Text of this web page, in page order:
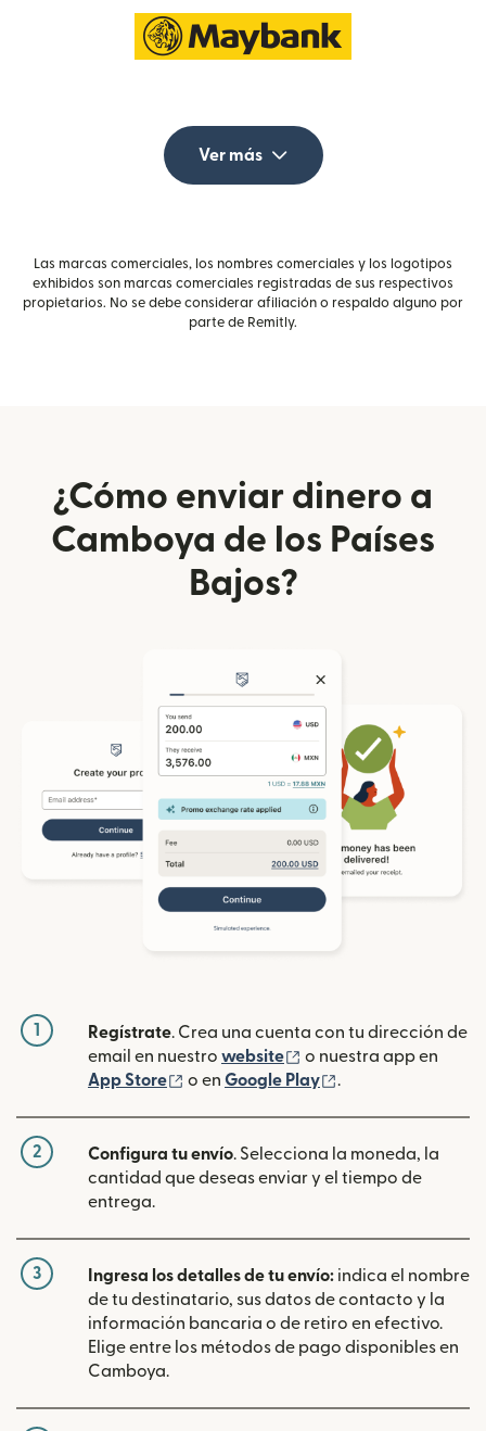
Ver más
Las marcas comerciales, los nombres comerciales y los logotipos
exhibidos son marcas comerciales registradas de sus respectivos
propietarios. No se debe considerar afiliación o respaldo alguno por
parte de Remitly.
¿Cómo enviar dinero a
Camboya de los Países
Bajos?
1 Regístrate. Crea una cuenta con tu dirección de
email en nuestro website (se abre en una
o nuestra app en
App Store
(se abre en una ventana nueva)
o en Google Play .
2 Configura tu envío. Selecciona la moneda, la
cantidad que deseas enviar y el tiempo de
entrega.
3 Ingresa los detalles de tu envío: indica el nombre
de tu destinatario, sus datos de contacto y la
información bancaria o de retiro en efectivo.
Elige entre los métodos de pago disponibles en
Camboya.